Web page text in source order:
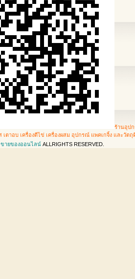
ร้านอุป
เตาอบ เครื่องตีไข่ เครื่องผสม อุปกรณ์ แพคเกจิ้ง และวัต
ขายของออนไลน์ALLRIGHTS RESERVED.